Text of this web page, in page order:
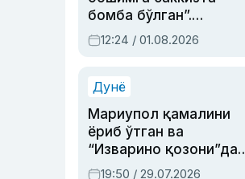
бомба бўлган”.
Абдулла Ориповни
сиёсий айбловлардан
12:24 / 01.08.2026
Дунё
Мариупол қамалини
ёриб ўтган ва
“Изварино қозони”дан
чиққан қаҳрамон —
19:50 / 29.07.2026